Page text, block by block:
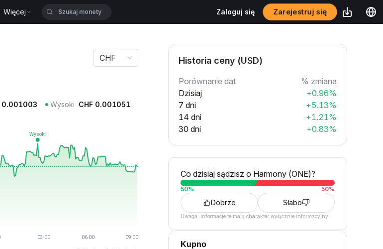
Więcej Zaloguj się Zarejestruj się
CHF
0.001003 Wysoki CHF 0.001051
Historia ceny (USD)
Porównanie dat
% zmiana
Dzisiaj
+0.96%
7 dni
+5.13%
14 dni
+1.21%
30 dni
+0.83%
Co dzisiaj sądzisz o Harmony (ONE)?
50% 50%
Dobrze Słabo
Uwaga: Informacje te mają charakter wyłącznie informacyjny.
Kupno